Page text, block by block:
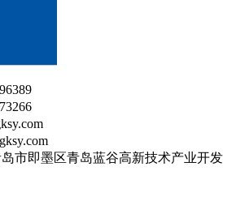
市即墨区青岛蓝谷高新技术产业开发